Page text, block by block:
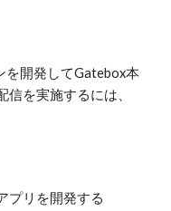
を開発してGatebox本
を実施するには、
プリを開発する